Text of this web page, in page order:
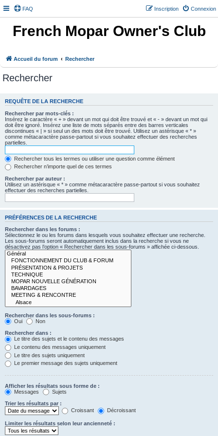
FAQ Connexion
Inscription
French Mopar Owner's Club
Accueil du forum Rechercher
Rechercher
REQUÊTE DE LA RECHERCHE
Rechercher par mots-clés :
Insérez le caractère « + » devant un mot qui doit être trouvé et « - » devant un mot qui
doit être ignoré. Insérez une liste de mots séparés entre des barres verticales
discontinues « | » si seul un des mots doit être trouvé. Utilisez un astérisque « * »
comme métacaractère passe-partout si vous souhaitez effectuer des recherches
partielles.
Rechercher tous les termes ou utiliser une question comme élément
Rechercher n’importe quel de ces termes
Rechercher par auteur :
Utilisez un astérisque « * » comme métacaractère passe-partout si vous souhaitez
effectuer des recherches partielles.
PRÉFÉRENCES DE LA RECHERCHE
Rechercher dans les forums :
Sélectionnez le ou les forums dans lesquels vous souhaitez effectuer une recherche.
Les sous-forums seront automatiquement inclus dans la recherche si vous ne
désactivez pas l’option « Rechercher dans les sous-forums » affichée ci-dessous.
Rechercher dans les sous-forums :
Oui
Non
Rechercher dans :
Le titre des sujets et le contenu des messages
Le contenu des messages uniquement
Le titre des sujets uniquement
Le premier message des sujets uniquement
Afficher les résultats sous forme de :
Messages
Sujets
Trier les résultats par :
Croissant
Décroissant
Limiter les résultats selon leur ancienneté :